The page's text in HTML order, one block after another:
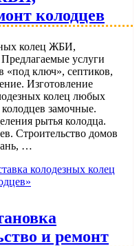
колодцев
колец ЖБИ,
услуги
«под ключ», септиков,
Изготовление
колец любых
колодцев замочные.
рытья колодца.
Строительство домов
…
колодезных колец
и ремонт